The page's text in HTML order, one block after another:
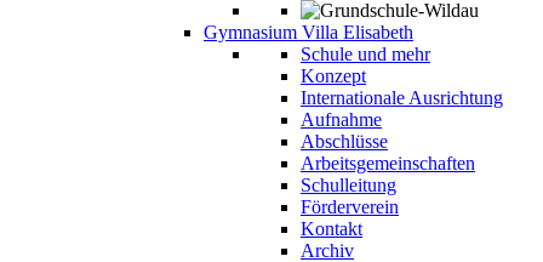
Gymnasium Villa Elisabeth
Schule und mehr
Konzept
Internationale Ausrichtung
Aufnahme
Abschlüsse
Arbeitsgemeinschaften
Schulleitung
Förderverein
Kontakt
Archiv